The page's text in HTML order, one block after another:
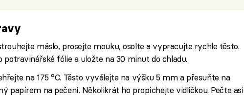
máslo, prosejte mouku, osolte a vypracujte rychle těsto.
potravinářské fólie a uložte na 30 minut do chladu.
na 175 °C. Těsto vyválejte na výšku 5 mm a přesuňte na
papírem na pečení. Několikrát ho propíchejte vidličkou. Pečte asi